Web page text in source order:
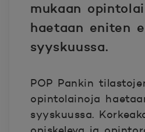
mukaan
haetaan eniten
syyskuussa.
POP Pankin
opintolainoja
syyskuussa.